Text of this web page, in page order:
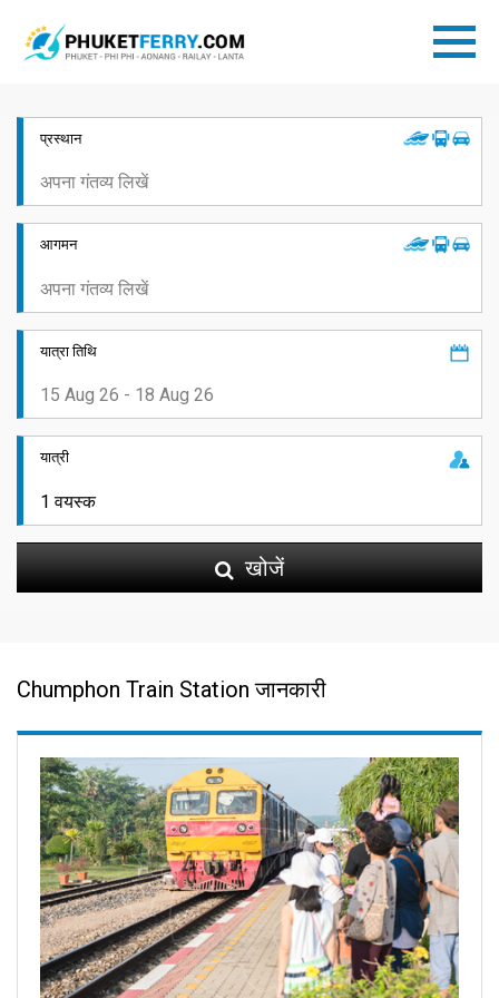
प्रस्थान
आगमन
यात्रा तिथि
यात्री
खोजें
Chumphon Train Station जानकारी